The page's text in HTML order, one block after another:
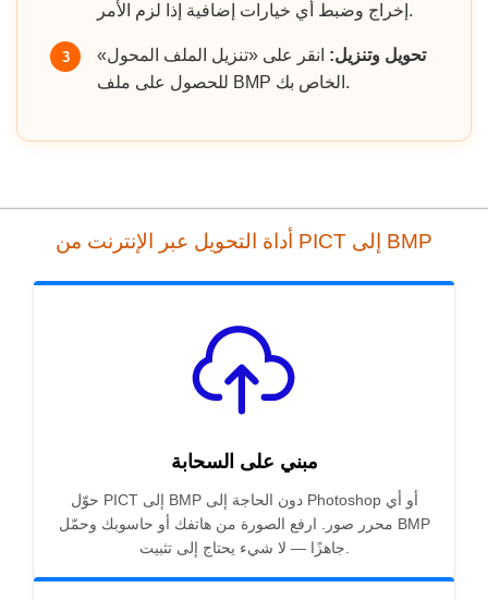
إخراج وضبط أي خيارات إضافية إذا لزم الأمر.
3 تحويل وتنزيل: انقر على «تنزيل الملف المحول»
للحصول على ملف BMP الخاص بك.
أداة التحويل عبر الإنترنت من PICT إلى BMP
مبني على السحابة
حوّل PICT إلى BMP دون الحاجة إلى Photoshop أو أي
محرر صور. ارفع الصورة من هاتفك أو حاسوبك وحمّل BMP
جاهزًا — لا شيء يحتاج إلى تثبيت.